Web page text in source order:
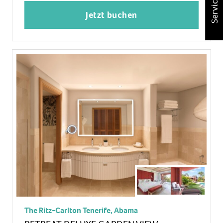
Service
Safe: ohne Gebühr
Sitzecke, Sofa, Schreibtisch
Bügeleisen, Bügelbrett
Nespressomaschine, Wasserkocher
Minibar: gegen Gebühr, Softdrinks: gegen
Gebühr, Wasser: gegen Gebühr, alkoholische
Getränke: gegen Gebühr, Snacks: gegen Gebühr
Telefon, Internet: WLAN/WiFi: ohne Gebühr,
Breitband-Internet/DSL: gegen Gebühr,
Fernseher: Flatscreen, im Schlafzimmer,
deutsches Programm, Sat-TV, Radio, iPod-
Jetzt buchen
The Ritz-Carlton Tenerife, Abama